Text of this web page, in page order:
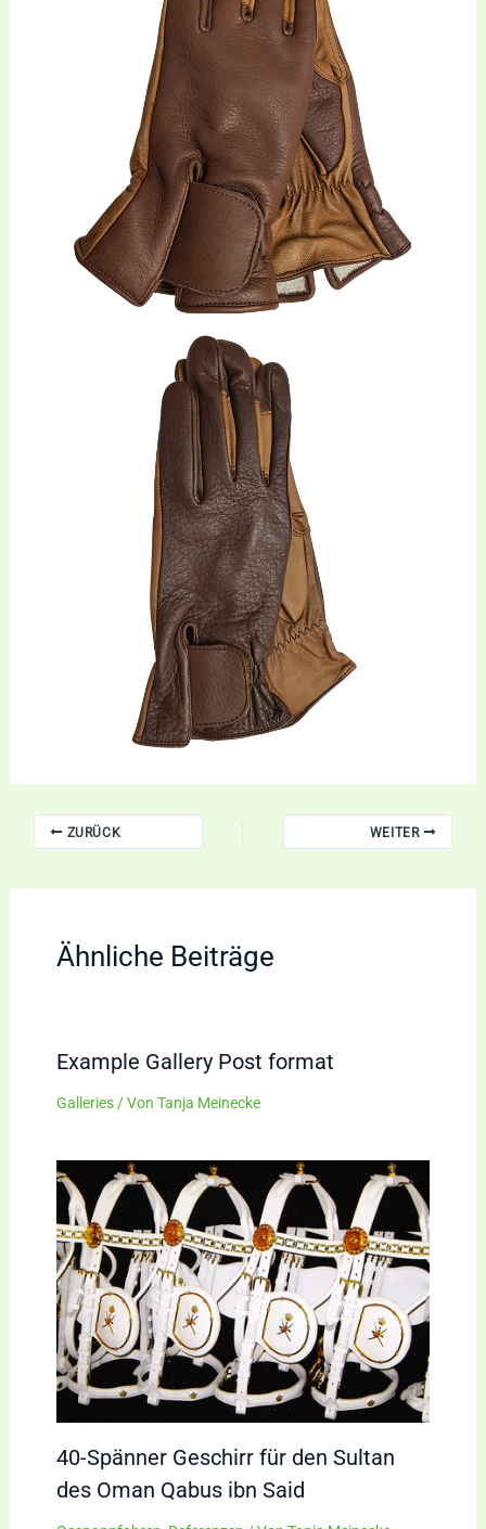
ZURÜCK WEITER
Ähnliche Beiträge
Example Gallery Post format
Galleries/ Von Tanja Meinecke
40-Spänner Geschirr für den Sultan
des Oman Qabus ibn Said